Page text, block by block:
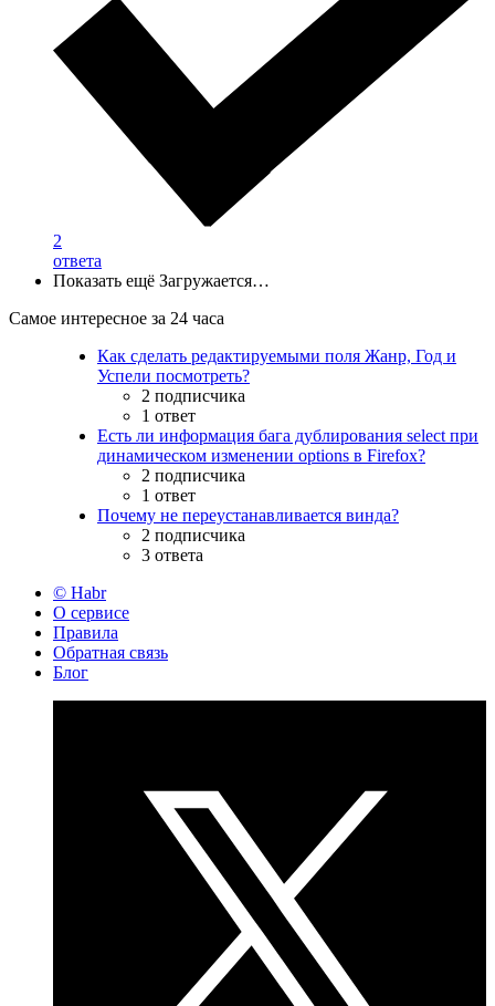
2
ответа
Показать ещё Загружается…
Самое интересное за 24 часа
Как сделать редактируемыми поля Жанр, Год и
Успели посмотреть?
2 подписчика
1 ответ
Есть ли информация бага дублирования select при
динамическом изменении options в Firefox?
2 подписчика
1 ответ
Почему не переустанавливается винда?
2 подписчика
3 ответа
© Habr
О сервисе
Правила
Обратная связь
Блог